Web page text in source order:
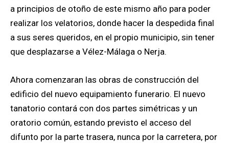
a principios de otoño de este mismo año para poder
realizar los velatorios, donde hacer la despedida final
a sus seres queridos, en el propio municipio, sin tener
que desplazarse a Vélez-Málaga o Nerja.
Ahora comenzaran las obras de construcción del
edificio del nuevo equipamiento funerario. El nuevo
tanatorio contará con dos partes simétricas y un
oratorio común, estando previsto el acceso del
difunto por la parte trasera, nunca por la carretera, por